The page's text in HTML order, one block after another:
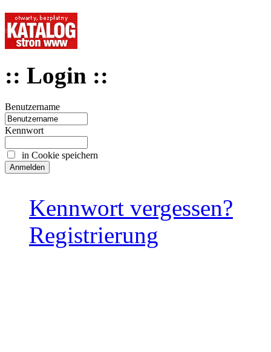
:: Login ::
Benutzername
Kennwort
in Cookie speichern
Kennwort vergessen?
Registrierung